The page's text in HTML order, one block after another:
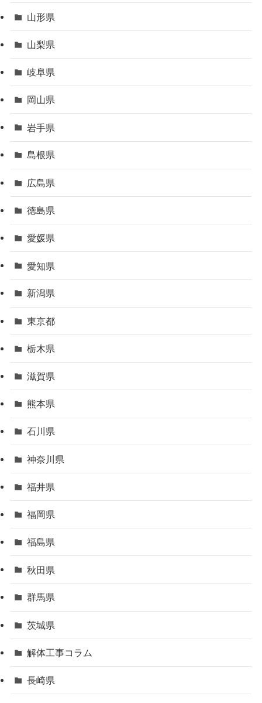
山形県
山梨県
岐阜県
岡山県
岩手県
島根県
広島県
徳島県
愛媛県
愛知県
新潟県
東京都
栃木県
滋賀県
熊本県
石川県
神奈川県
福井県
福岡県
福島県
秋田県
群馬県
茨城県
解体工事コラム
長崎県